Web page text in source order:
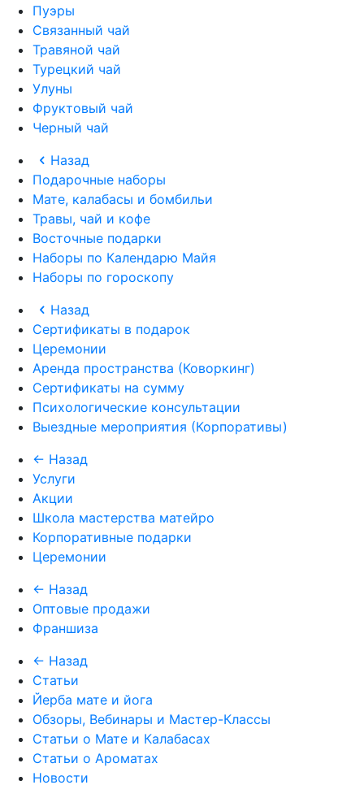
Пуэры
Связанный чай
Травяной чай
Турецкий чай
Улуны
Фруктовый чай
Черный чай
Назад
Подарочные наборы
Мате, калабасы и бомбильи
Травы, чай и кофе
Восточные подарки
Наборы по Календарю Майя
Наборы по гороскопу
Назад
Сертификаты в подарок
Церемонии
Аренда пространства (Коворкинг)
Сертификаты на сумму
Психологические консультации
Выездные мероприятия (Корпоративы)
← Назад
Услуги
Акции
Школа мастерства матейро
Корпоративные подарки
Церемонии
← Назад
Оптовые продажи
Франшиза
← Назад
Статьи
Йерба мате и йога
Обзоры, Вебинары и Мастер-Классы
Статьи о Мате и Калабасах
Статьи о Ароматах
Новости